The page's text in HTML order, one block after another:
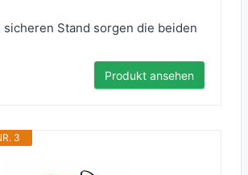
sicheren Stand sorgen die beiden
Produkt ansehen
3